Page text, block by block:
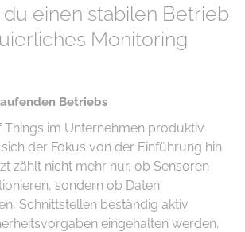
einen stabilen Betrieb
Monitoring
Betriebs
Things im Unternehmen produktiv
der Fokus von der Einführung hin
zählt nicht mehr nur, ob Sensoren
sondern ob Daten
Schnittstellen beständig aktiv
eingehalten werden.